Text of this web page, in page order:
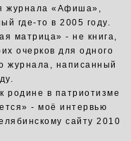
журнала «Афиша»,
где-то в 2005 году.
матрица» - не книга,
очерков для одного
журнала, написанный
родине в патриотизме
- моё интервью
сайту 2010